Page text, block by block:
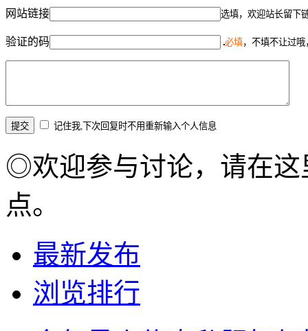
网站链接 选填，欢迎站长留下
验证的码 必填，不填不让过
记住我,下次回复时不用重新输入个人信息
◎欢迎参与讨论，请在这
点。
最新发布
浏览排行